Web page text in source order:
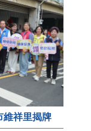
維祥里揭牌